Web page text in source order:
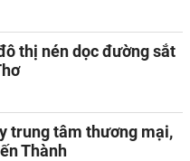
thị nén dọc đường sắt
trung tâm thương mại,
Thành